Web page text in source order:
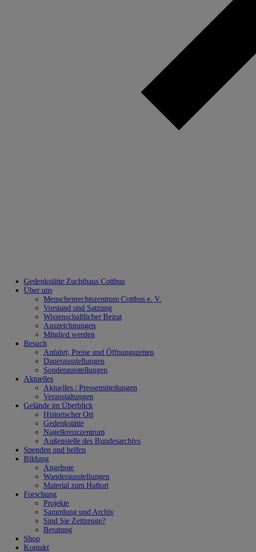
Gedenkstätte Zuchthaus Cottbus
Über uns
Menschenrechtszentrum Cottbus e. V.
Vorstand und Satzung
Wissenschaftlicher Beirat
Auszeichnungen
Mitglied werden
Besuch
Anfahrt, Preise und Öffnungszeiten
Dauerausstellungen
Sonderausstellungen
Aktuelles
Aktuelles / Pressemitteilungen
Veranstaltungen
Gelände im Überblick
Historischer Ort
Gedenkstätte
Nagelkreuzzentrum
Außenstelle des Bundesarchivs
Spenden und helfen
Bildung
Angebote
Wanderausstellungen
Material zum Haftort
Forschung
Projekte
Sammlung und Archiv
Sind Sie Zeitzeuge?
Beratung
Shop
Kontakt